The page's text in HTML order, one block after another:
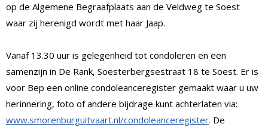
op de Algemene Begraafplaats aan de Veldweg te Soest
waar zij herenigd wordt met haar Jaap.
Vanaf 13.30 uur is gelegenheid tot condoleren en een
samenzijn in De Rank, Soesterbergsestraat 18 te Soest. Er is
voor Bep een online condoleanceregister gemaakt waar u uw
herinnering, foto of andere bijdrage kunt achterlaten via:
www.smorenburguitvaart.nl/condoleanceregister. De